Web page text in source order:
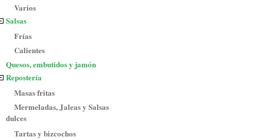
Varios
Salsas
Frías
Calientes
Quesos, embutidos y jamón
Repostería
Masas fritas
Mermeladas, Jaleas y Salsas
dulces
Tartas y bizcochos